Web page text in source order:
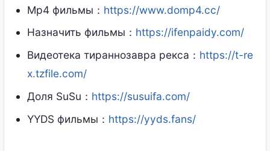
Mp4 фильмы： https://www.domp4.cc/
Назначить фильмы： https://ifenpaidy.com/
Видеотека тираннозавра рекса： https://t-re
x.tzfile.com/
Доля SuSu： https://susuifa.com/
YYDS фильмы： https://yyds.fans/